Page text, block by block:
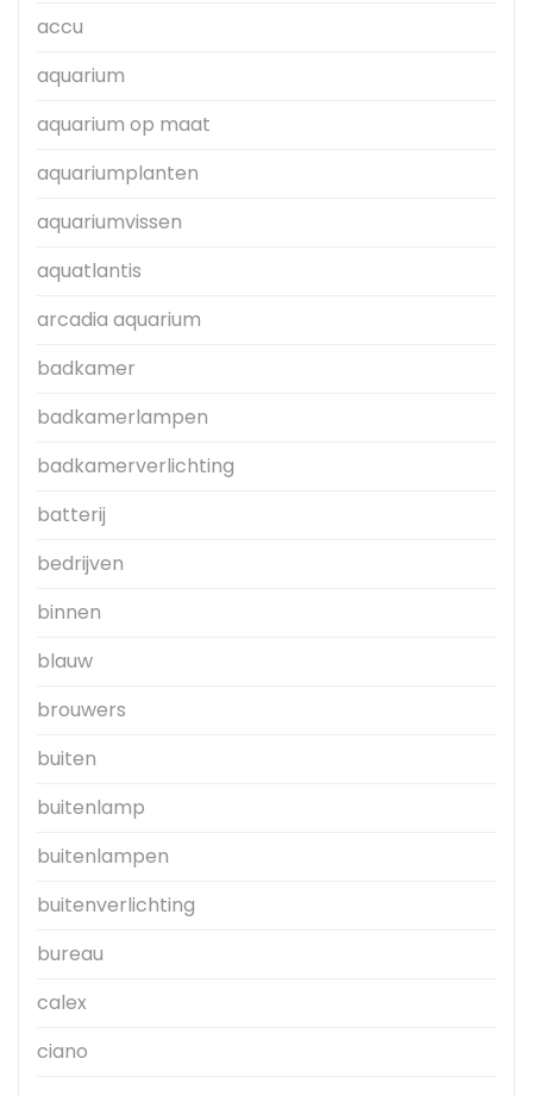
accu
aquarium
aquarium op maat
aquariumplanten
aquariumvissen
aquatlantis
arcadia aquarium
badkamer
badkamerlampen
badkamerverlichting
batterij
bedrijven
binnen
blauw
brouwers
buiten
buitenlamp
buitenlampen
buitenverlichting
bureau
calex
ciano